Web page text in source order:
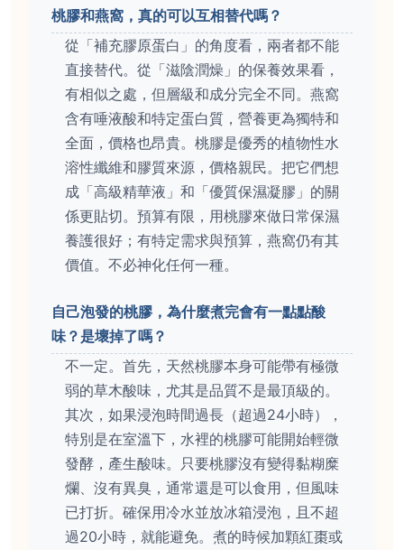
桃膠和燕窩，真的可以互相替代嗎？
從「補充膠原蛋白」的角度看，兩者都不能
直接替代。從「滋陰潤燥」的保養效果看，
有相似之處，但層級和成分完全不同。燕窩
含有唾液酸和特定蛋白質，營養更為獨特和
全面，價格也昂貴。桃膠是優秀的植物性水
溶性纖維和膠質來源，價格親民。把它們想
成「高級精華液」和「優質保濕凝膠」的關
係更貼切。預算有限，用桃膠來做日常保濕
養護很好；有特定需求與預算，燕窩仍有其
價值。不必神化任何一種。
自己泡發的桃膠，為什麼煮完會有一點點酸
味？是壞掉了嗎？
不一定。首先，天然桃膠本身可能帶有極微
弱的草木酸味，尤其是品質不是最頂級的。
其次，如果浸泡時間過長（超過24小時），
特別是在室溫下，水裡的桃膠可能開始輕微
發酵，產生酸味。只要桃膠沒有變得黏糊糜
爛、沒有異臭，通常還是可以食用，但風味
已打折。確保用冷水並放冰箱浸泡，且不超
過20小時，就能避免。煮的時候加顆紅棗或